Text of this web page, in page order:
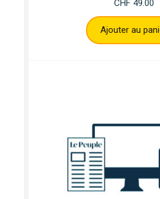
CHF 49.00
Ajouter au